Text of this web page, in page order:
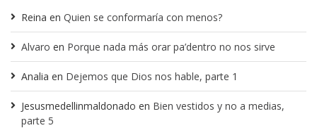
Reina en Quien se conformaría con menos?
Alvaro en Porque nada más orar pa’dentro no nos sirve
Analia en Dejemos que Dios nos hable, parte 1
Jesusmedellinmaldonado en Bien vestidos y no a medias,
parte 5